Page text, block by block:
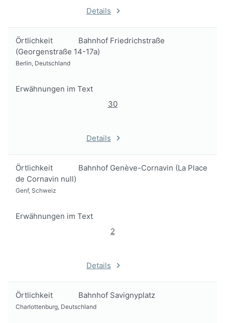
Details
Örtlichkeit
Bahnhof Friedrichstraße
(Georgenstraße 14-17a)
Berlin, Deutschland
Erwähnungen im Text
30
Details
Örtlichkeit
Bahnhof Genève-Cornavin (La Place
de Cornavin null)
Genf, Schweiz
Erwähnungen im Text
2
Details
Örtlichkeit Bahnhof Savignyplatz
Charlottenburg, Deutschland